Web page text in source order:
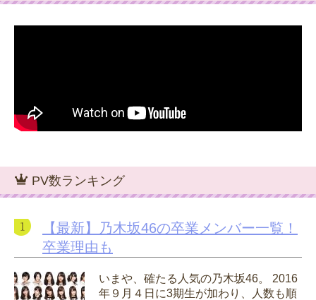
PV数ランキング
【最新】乃木坂46の卒業メンバー一覧！
卒業理由も
いまや、確たる人気の乃木坂46。 2016
年９月４日に3期生が加わり、人数も順